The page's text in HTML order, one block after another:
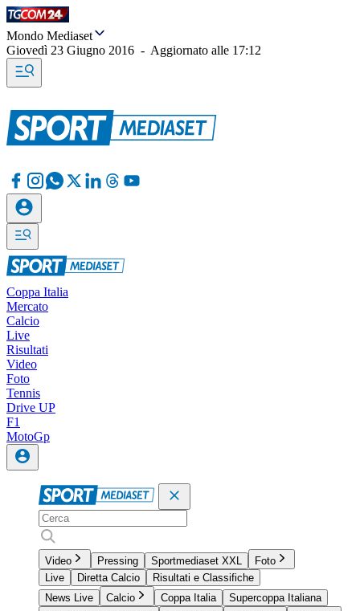
Mondo Mediaset
Giovedì 23 Giugno 2016 - Aggiornato alle 17:12
Coppa Italia
Mercato
Calcio
Live
Risultati
Video
Foto
Tennis
Drive UP
F1
MotoGp
Video Pressing Sportmediaset XXL
Foto
Live
Diretta Calcio
Risultati e Classifiche
News Live
Calcio Coppa Italia
Supercoppa Italiana